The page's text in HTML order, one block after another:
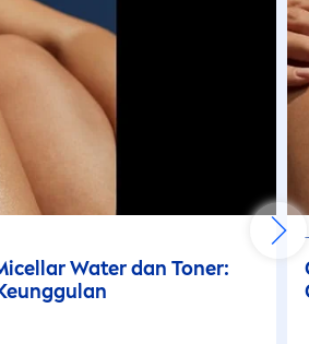
Water dan Toner: